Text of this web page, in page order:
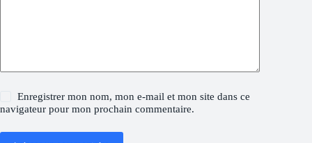
Enregistrer mon nom, mon e-mail et mon site dans ce
navigateur pour mon prochain commentaire.